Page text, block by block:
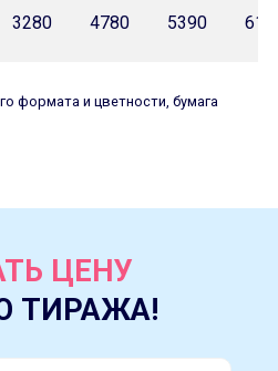
3280 4780 5390
формата и цветности, бумага
ЦЕНУ
ТИРАЖА!